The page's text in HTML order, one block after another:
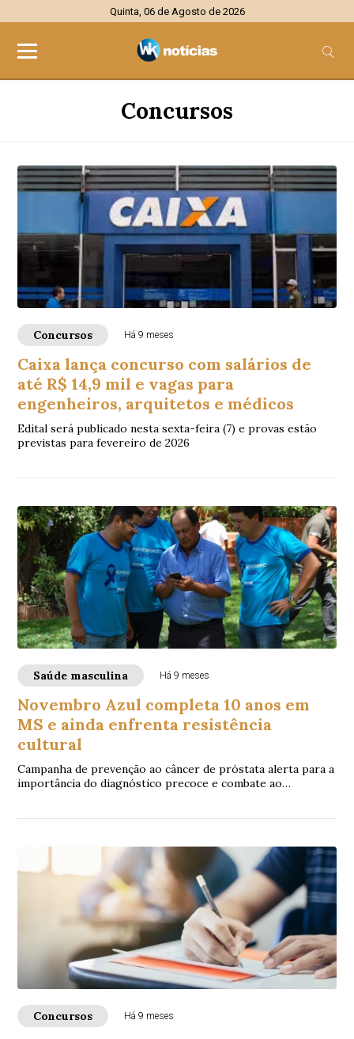
Quinta, 06 de Agosto de 2026
Concursos
Concursos Há 9 meses
Caixa lança concurso com salários de
até R$ 14,9 mil e vagas para
engenheiros, arquitetos e médicos
Edital será publicado nesta sexta-feira (7) e provas estão
previstas para fevereiro de 2026
Saúde masculina Há 9 meses
Novembro Azul completa 10 anos em
MS e ainda enfrenta resistência
cultural
Campanha de prevenção ao câncer de próstata alerta para a
importância do diagnóstico precoce e combate ao
Concursos Há 9 meses